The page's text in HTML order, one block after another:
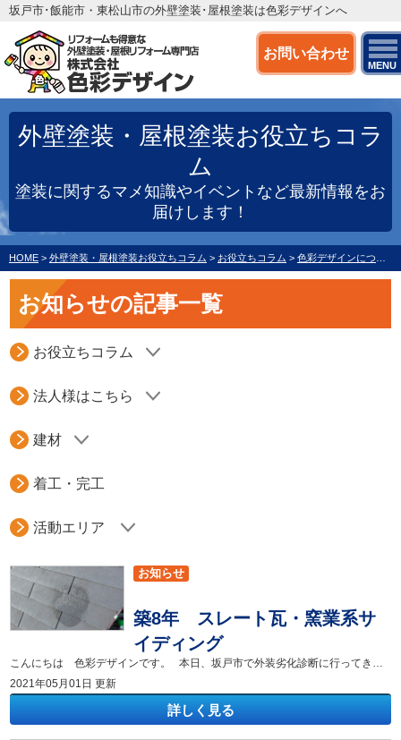
お問い合わせ
MENU
坂戸市･飯能市・東松山市の外壁塗装･屋根塗装は色彩デザインへ
外壁塗装・屋根塗装お役立ちコラ
ム
塗装に関するマメ知識やイベントなど最新情報をお
届けします！
HOME > 外壁塗装・屋根塗装お役立ちコラム > お役立ちコラム > 色彩デザインについて
お知らせの記事一覧
お役立ちコラム
法人様はこちら
建材
着工・完工
活動エリア
築8年 スレート瓦・窯業系サ
イディング
こんにちは 色彩デザインです。 本日、坂戸市で外装劣化診断に行ってきました。 築8年 屋根はスレート瓦・外壁は窯業系サイディングが施工されていました。 スレート瓦は工場出荷時にアクリル塗装（約7年程度の耐久性）になります。 吸水テストを行った結果、ご覧の通り水をかけた所だけ色味が濃くなっており防水性がない為、雨水が流れ落ちてきません。 やはり、アクリル塗装の防水が切れて瓦に水が浸透しています。 その他にも北面に関してはコケが発生しています。 コケの発生は雨水が停滞していることを表しています。 雨が降る度に瓦に水が浸透し屋根の建材自体の劣化が進んでいきます。 建材自体の劣化を伴い、脆弱化した瓦は自然の環境下の中でひび割れが発生し ヒビの間から雨水が瓦の裏側まで入り込みます。 建物をこれ以上に劣化させないためには早急なメンテナンスが必要な状態にあります。 外壁の防水シーリング部分に大きな裂け目があります。部分的だけでなく、建物全体的に同じ症状がありました。
2021年05月01日 更新
詳しく見る
お知らせ